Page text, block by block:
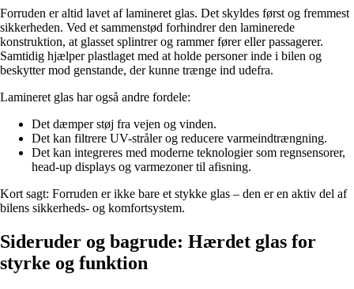
Forruden er altid lavet af lamineret glas. Det skyldes først og fremmest
sikkerheden. Ved et sammenstød forhindrer den laminerede
konstruktion, at glasset splintrer og rammer fører eller passagerer.
Samtidig hjælper plastlaget med at holde personer inde i bilen og
beskytter mod genstande, der kunne trænge ind udefra.
Lamineret glas har også andre fordele:
Det dæmper støj fra vejen og vinden.
Det kan filtrere UV-stråler og reducere varmeindtrængning.
Det kan integreres med moderne teknologier som regnsensorer,
head-up displays og varmezoner til afisning.
Kort sagt: Forruden er ikke bare et stykke glas – den er en aktiv del af
bilens sikkerheds- og komfortsystem.
Sideruder og bagrude: Hærdet glas for
styrke og funktion